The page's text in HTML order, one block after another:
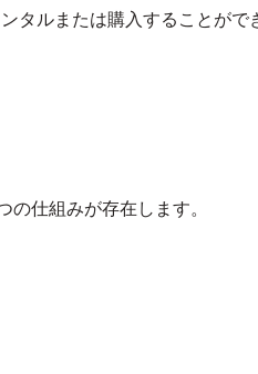
タルまたは購入することがで
仕組みが存在します。